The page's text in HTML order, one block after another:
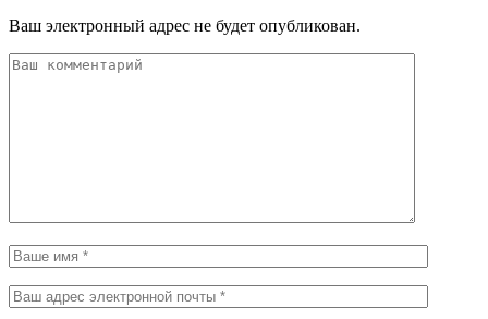
Ваш электронный адрес не будет опубликован.